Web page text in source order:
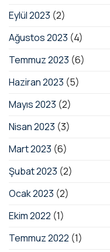
Eylül 2023 (2)
Ağustos 2023 (4)
Temmuz 2023 (6)
Haziran 2023 (5)
Mayıs 2023 (2)
Nisan 2023 (3)
Mart 2023 (6)
Şubat 2023 (2)
Ocak 2023 (2)
Ekim 2022 (1)
Temmuz 2022 (1)